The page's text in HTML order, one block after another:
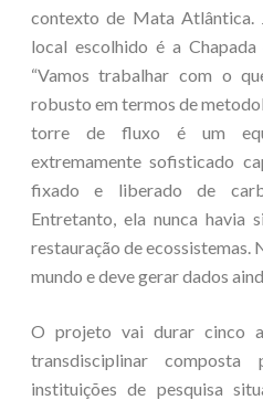
contexto de Mata Atlântica.
local escolhido é a
“Vamos trabalhar com o
robusto em termos de
torre de fluxo é um
extremamente sofisticado
fixado e liberado de
Entretanto, ela nunca havia
restauração de ecossistemas.
mundo e deve gerar dados
O projeto vai durar cinco
transdisciplinar
instituições de pesquisa